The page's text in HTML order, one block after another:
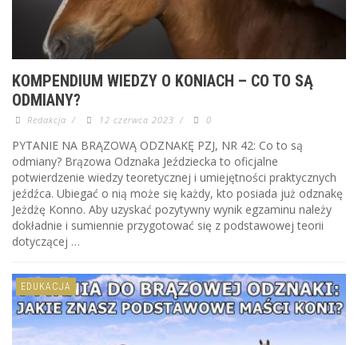
KOMPENDIUM WIEDZY O KONIACH – CO TO SĄ
ODMIANY?
Redakcja / 12 czerwca 2023 / 0
PYTANIE NA BRĄZOWĄ ODZNAKĘ PZJ, NR 42: Co to są
odmiany? Brązowa Odznaka Jeździecka to oficjalne
potwierdzenie wiedzy teoretycznej i umiejętności praktycznych
jeźdźca. Ubiegać o nią może się każdy, kto posiada już odznakę
Jeżdżę Konno. Aby uzyskać pozytywny wynik egzaminu należy
dokładnie i sumiennie przygotować się z podstawowej teorii
dotyczącej …
EDUKACJA